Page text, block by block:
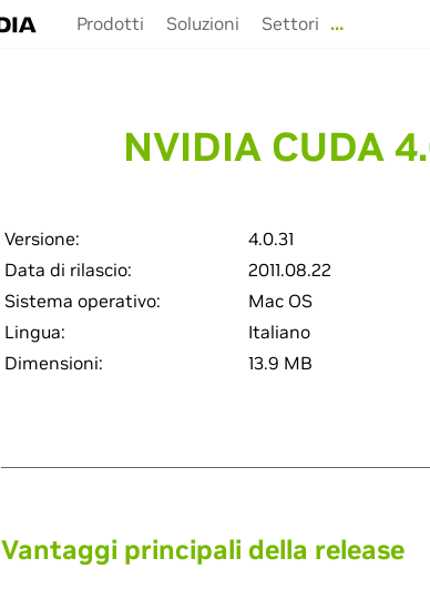
Prodotti Soluzioni Settori …
NVIDIA CUDA
Versione:
4.0.31
Data di rilascio:
2011.08.22
Sistema operativo:
Mac OS
Lingua:
Italiano
Dimensioni:
13.9 MB
Vantaggi principali della release